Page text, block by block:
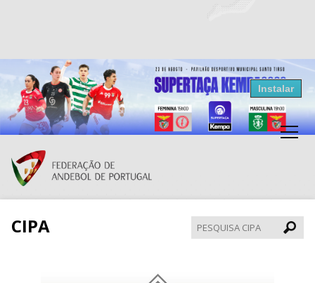
Resultados Andebol
Federação de Andebol de Portugal
Grátis - Disponivel na Play Store
Instalar
CIPA
CIPA